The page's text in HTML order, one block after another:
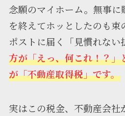
念願のマイホーム。無事に
を終えてホッとしたのも
ポストに届く「見慣れない
方が「えっ、何これ！？」
が「不動産取得税」です。
実はこの税金、不動産会社